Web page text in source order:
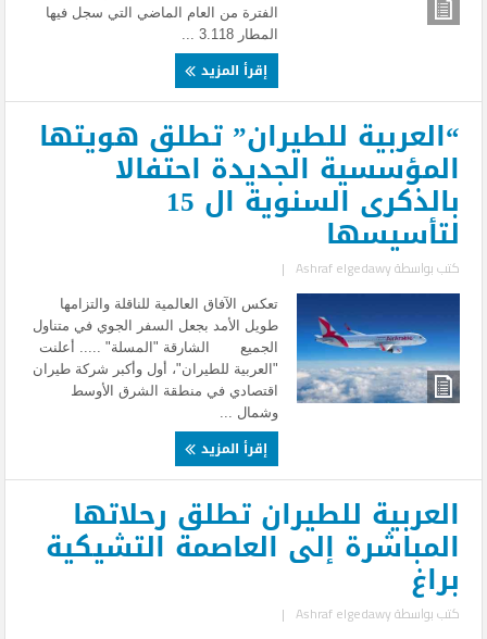
الفترة من العام الماضي التي سجل فيها
المطار 3.118 ...
إقرأ المزيد
“العربية للطيران” تطلق هويتها
المؤسسية الجديدة احتفالا
بالذكرى السنوية ال 15
لتأسيسها
كتب بواسطةAshraf elgedawy
|
تعكس الآفاق العالمية للناقلة والتزامها
طويل الأمد بجعل السفر الجوي في متناول
الجميع الشارقة "المسلة" ..... أعلنت
"العربية للطيران"، أول وأكبر شركة طيران
اقتصادي في منطقة الشرق الأوسط
وشمال ...
إقرأ المزيد
العربية للطيران تطلق رحلاتها
المباشرة إلى العاصمة التشيكية
براغ
كتب بواسطةAshraf elgedawy
|